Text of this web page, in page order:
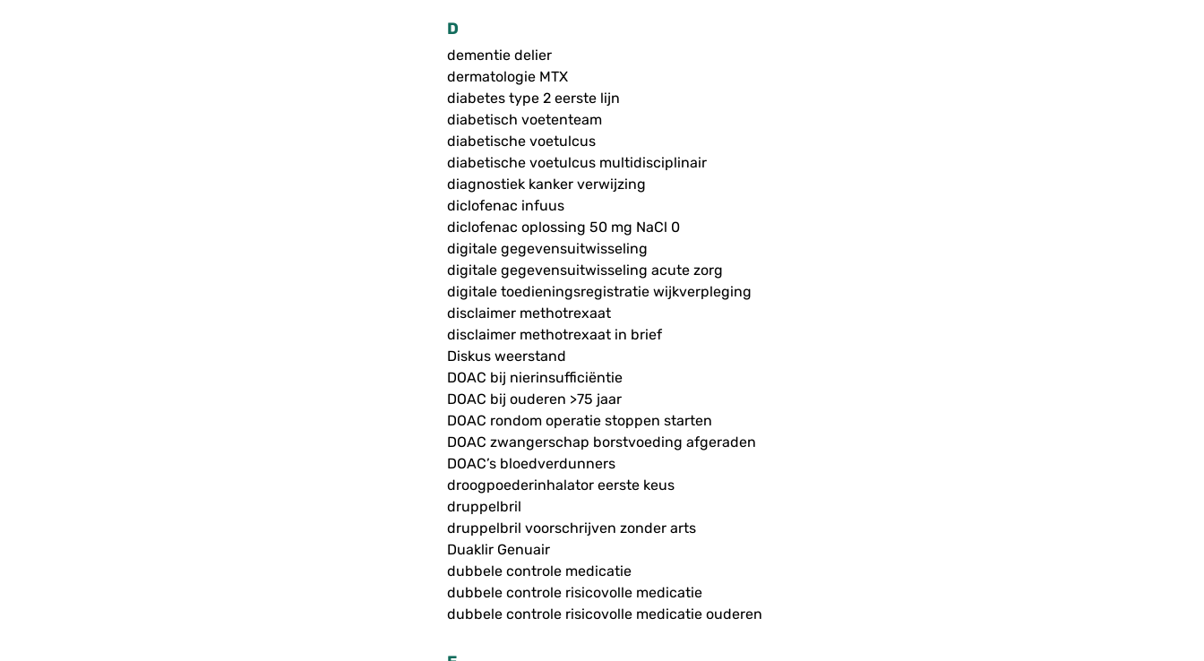
D
dementie delier
dermatologie MTX
diabetes type 2 eerste lijn
diabetisch voetenteam
diabetische voetulcus
diabetische voetulcus multidisciplinair
diagnostiek kanker verwijzing
diclofenac infuus
diclofenac oplossing 50 mg NaCl 0
digitale gegevensuitwisseling
digitale gegevensuitwisseling acute zorg
digitale toedieningsregistratie wijkverpleging
disclaimer methotrexaat
disclaimer methotrexaat in brief
Diskus weerstand
DOAC bij nierinsufficiëntie
DOAC bij ouderen >75 jaar
DOAC rondom operatie stoppen starten
DOAC zwangerschap borstvoeding afgeraden
DOAC’s bloedverdunners
droogpoederinhalator eerste keus
druppelbril
druppelbril voorschrijven zonder arts
Duaklir Genuair
dubbele controle medicatie
dubbele controle risicovolle medicatie
dubbele controle risicovolle medicatie ouderen